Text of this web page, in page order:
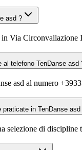
asd ?
in Via Circonvallazione
al telefono TenDanse asd
asd al numero
in TenDanse asd
selezione di